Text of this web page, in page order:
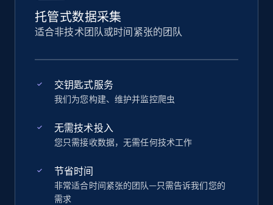
托管式数据采集
适合非技术团队或时间紧张的团队
交钥匙式服务
我们为您构建、维护并监控爬虫
无需技术投入
您只需接收数据，无需任何技术工作
节省时间
非常适合时间紧张的团队—只需告诉我们您的
需求